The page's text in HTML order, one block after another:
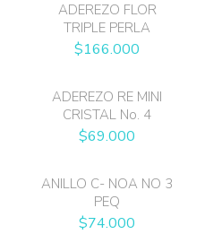
ADEREZO FLOR
TRIPLE PERLA
$166.000
ADEREZO RE MINI
CRISTAL No. 4
$69.000
ANILLO C- NOA NO 3
PEQ
$74.000